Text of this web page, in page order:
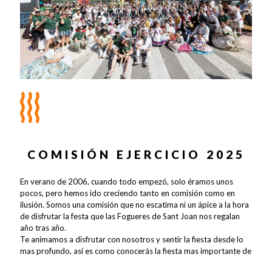
COMISIÓN EJERCICIO 2025
En verano de 2006, cuando todo empezó, solo éramos unos
pocos, pero hemos ido creciendo tanto en comisión como en
ilusión. Somos una comisión que no escatima ni un ápice a la hora
de disfrutar la festa que las Fogueres de Sant Joan nos regalan
año tras año.
Te animamos a disfrutar con nosotros y sentir la fiesta desde lo
mas profundo, así es como conocerás la fiesta mas importante de